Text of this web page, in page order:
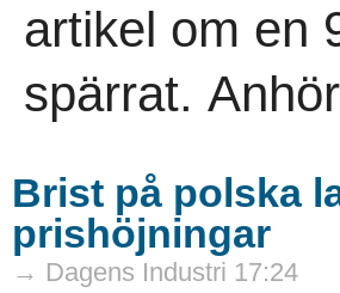
artikel om en
spärrat.
Brist på polska
prishöjningar
→ Dagens Industri 17:24